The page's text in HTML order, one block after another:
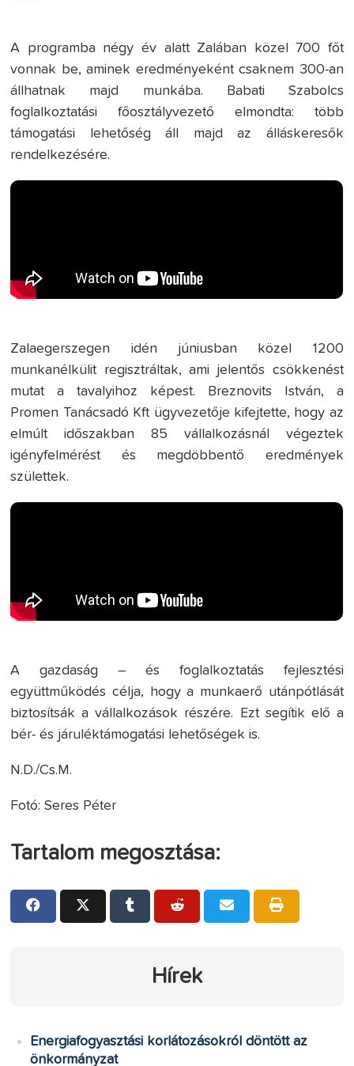
A programba négy év alatt Zalában közel 700 főt
vonnak be, aminek eredményeként csaknem 300-an
állhatnak majd munkába. Babati Szabolcs
foglalkoztatási főosztályvezető elmondta: több
támogatási lehetőség áll majd az álláskeresők
rendelkezésére.
Zalaegerszegen idén júniusban közel 1200
munkanélkülit regisztráltak, ami jelentős csökkenést
mutat a tavalyihoz képest. Breznovits István, a
Promen Tanácsadó Kft ügyvezetője kifejtette, hogy az
elmúlt időszakban 85 vállalkozásnál végeztek
igényfelmérést és megdöbbentő eredmények
születtek.
A gazdaság – és foglalkoztatás fejlesztési
együttműködés célja, hogy a munkaerő utánpótlását
biztosítsák a vállalkozások részére. Ezt segítik elő a
bér- és járuléktámogatási lehetőségek is.
N.D./Cs.M.
Fotó: Seres Péter
Tartalom megosztása:
Hírek
Energiafogyasztási korlátozásokról döntött az
önkormányzat